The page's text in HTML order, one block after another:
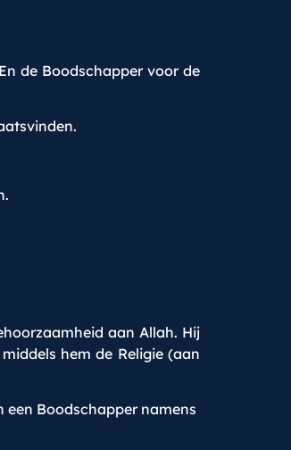
de Boodschapper voor de
aan Allah. Hij
hem de Religie (aan
een Boodschapper namens